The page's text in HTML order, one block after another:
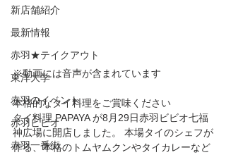
新店舗紹介
最新情報
赤羽★テイクアウト
東洋大学
赤羽のイベント
赤羽ビビオ
赤羽一番街
※動画には音声が含まれています
本格的なタイ料理をご賞味ください
タイ料理 PAPAYA が8月29日赤羽ビビオ七福
神広場に開店しました。 本場タイのシェフが
作る、本格のトムヤムクンやタイカレーなど